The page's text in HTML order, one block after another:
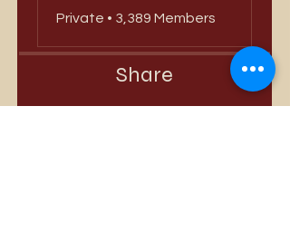
Private • 3,389 Members
Share